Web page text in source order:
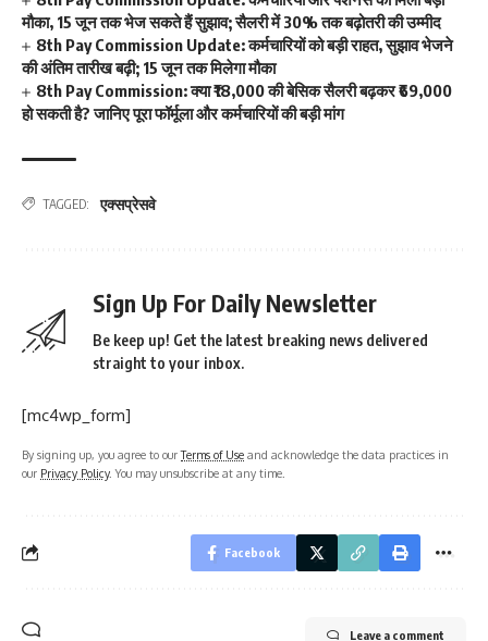
मौका, 15 जून तक भेज सकते हैं सुझाव; सैलरी में 30% तक बढ़ोतरी की उम्मीद
8th Pay Commission Update: कर्मचारियों को बड़ी राहत, सुझाव भेजने
की अंतिम तारीख बढ़ी; 15 जून तक मिलेगा मौका
8th Pay Commission: क्या ₹18,000 की बेसिक सैलरी बढ़कर ₹69,000
हो सकती है? जानिए पूरा फॉर्मूला और कर्मचारियों की बड़ी मांग
TAGGED: एक्सप्रेसवे
Sign Up For Daily Newsletter
Be keep up! Get the latest breaking news delivered
straight to your inbox.
[mc4wp_form]
By signing up, you agree to ourTerms of Use and acknowledge the data practices in
our Privacy Policy. You may unsubscribe at any time.
Facebook
Leave a comment